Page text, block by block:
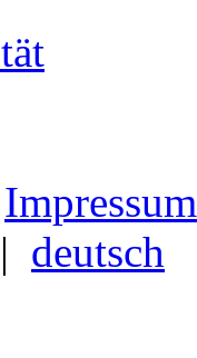
Impressum
| deutsch